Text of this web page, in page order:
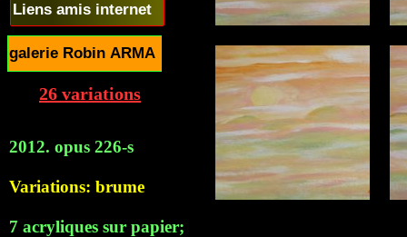
26 variations
2012. opus 226-s
Variations: brume
7 acryliques sur papier;
Liens amis internet
galerie Robin ARMA